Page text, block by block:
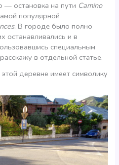
остановка на пути Camino
популярной
. В городе было полно
останавливались и в
специальным
в отдельной статье.
деревне имеет символику